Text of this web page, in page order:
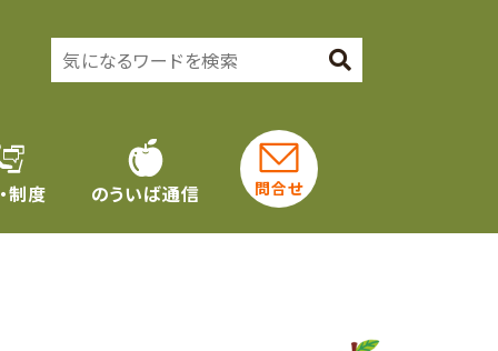
制度 のういば通信 問合せ